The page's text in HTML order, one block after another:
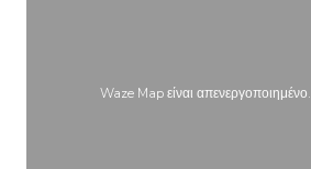
Waze Map είναι απενεργοποιημένο.